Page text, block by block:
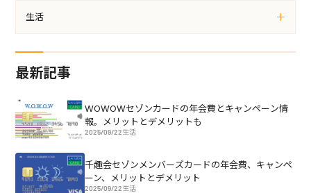
生活
最新記事
WOWOWセゾンカードの年会費とキャンペーン情
報。メリットとデメリットも
2025/09/22生活
千趣会セゾンメンバーズカードの年会費、キャンペ
ーン、メリットとデメリット
2025/09/22生活